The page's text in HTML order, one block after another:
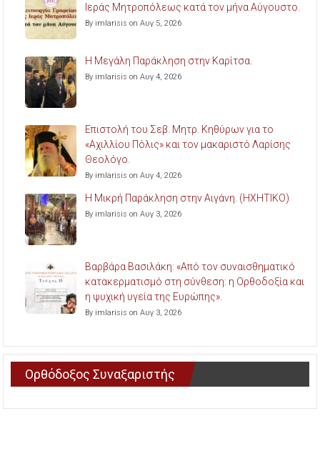
Ιεράς Μητροπόλεως κατά τον μήνα Αύγουστο.
By imlarisis on Αυγ 5, 2026
Η Μεγάλη Παράκληση στην Καρίτσα.
By imlarisis on Αυγ 4, 2026
Επιστολή του Σεβ. Μητρ. Κηθύρων για το
«Αχιλλίου Πόλις» και τον μακαριστό Λαρίσης
Θεολόγο.
By imlarisis on Αυγ 4, 2026
Η Μικρή Παράκληση στην Αιγάνη. (ΗΧΗΤΙΚΟ)
By imlarisis on Αυγ 3, 2026
Βαρβάρα Βασιλάκη: «Από τον συναισθηματικό
κατακερματισμό στη σύνθεση: η Ορθοδοξία και
η ψυχική υγεία της Ευρώπης».
By imlarisis on Αυγ 3, 2026
Ορθόδοξος Συναξαριστής